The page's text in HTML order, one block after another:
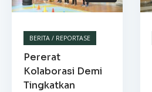
BERITA / REPORTASE
Pererat
Kolaborasi Demi
Tingkatkan